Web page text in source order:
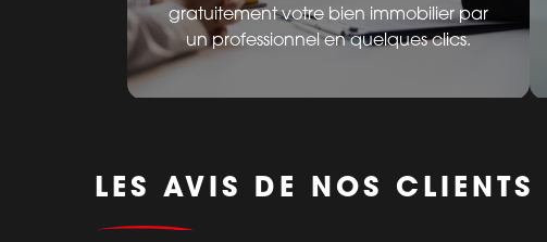
gratuitement votre bien immobilier par
un professionnel en quelques clics.
LES AVIS DE NOS CLIENTS